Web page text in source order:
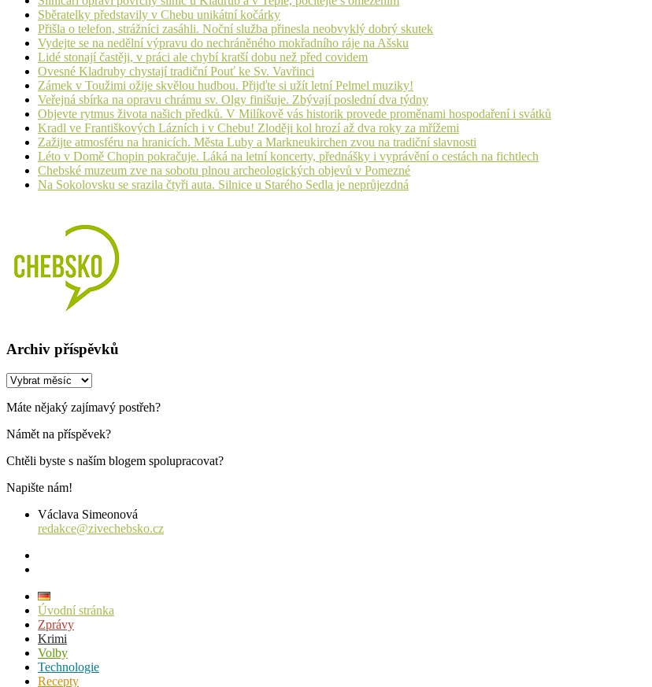
Sběratelky představily v Chebu unikátní kočárky
Přišla o telefon, strážníci zasáhli. Noční služba přinesla neobvyklý dobrý skutek
Vydejte se na nedělní výpravu do nechráněného mokřadního ráje na Ašsku
Lidé stonají častěji, v práci ale chybí kratší dobu než před covidem
Ovesné Kladruby chystají tradiční Pouť ke Sv. Vavřinci
Zámek v Toužimi ožije skvělou hudbou. Přijďte si užít letní Pelmel muziky!
Veřejná sbírka na opravu chrámu sv. Olgy finišuje. Zbývají poslední dva týdny
Objevte rytmus života našich předků. V Milíkově vás historik provede proměnami hospodaření i svátků
Kradl ve Františkových Lázních i v Chebu! Zloději kol hrozí až dva roky za mřížemi
Zažijte atmosféru na hranicích. Města Luby a Markneukirchen zvou na tradiční slavnosti
Léto v Domě Chopin pokračuje. Láká na letní koncerty, přednášky i vyprávění o cestách na fichtlech
Chebské muzeum zve na sobotu plnou archeologických objevů v Pomezné
Na Sokolovsku se srazila čtyři auta. Silnice u Starého Sedla je neprůjezdná
Archiv příspěvků
Archiv
Máte nějaký zajímavý postřeh?
Námět na příspěvek?
Chtěli byste s naším blogem spolupracovat?
Napište nám!
Václava Simeonová
redakce@zivechebsko.cz
Úvodní stránka
Zprávy
Krimi
Volby
Technologie
Recepty